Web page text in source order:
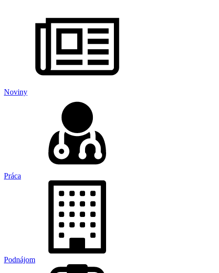
Noviny
Práca
Podnájom